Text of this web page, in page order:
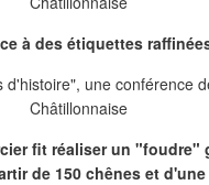
à des étiquettes
fit réaliser un "foudre"
de 150 chênes et